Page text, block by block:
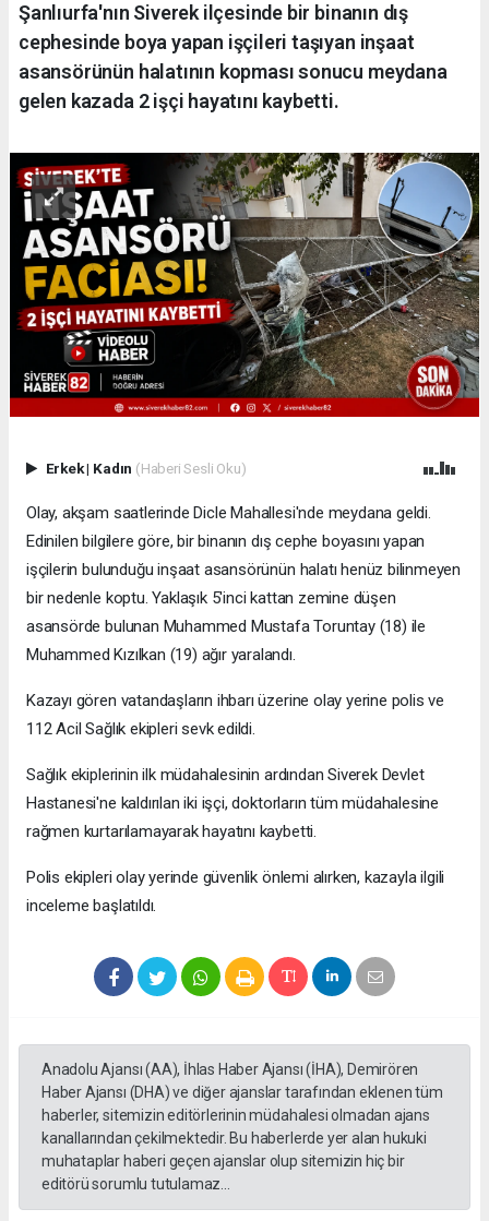
Şanlıurfa'nın Siverek ilçesinde bir binanın dış
cephesinde boya yapan işçileri taşıyan inşaat
asansörünün halatının kopması sonucu meydana
gelen kazada 2 işçi hayatını kaybetti.
Erkek| Kadın (Haberi Sesli Oku)
Olay, akşam saatlerinde Dicle Mahallesi'nde meydana geldi.
Edinilen bilgilere göre, bir binanın dış cephe boyasını yapan
işçilerin bulunduğu inşaat asansörünün halatı henüz bilinmeyen
bir nedenle koptu. Yaklaşık 5'inci kattan zemine düşen
asansörde bulunan Muhammed Mustafa Toruntay (18) ile
Muhammed Kızılkan (19) ağır yaralandı.
Kazayı gören vatandaşların ihbarı üzerine olay yerine polis ve
112 Acil Sağlık ekipleri sevk edildi.
Sağlık ekiplerinin ilk müdahalesinin ardından Siverek Devlet
Hastanesi'ne kaldırılan iki işçi, doktorların tüm müdahalesine
rağmen kurtarılamayarak hayatını kaybetti.
Polis ekipleri olay yerinde güvenlik önlemi alırken, kazayla ilgili
inceleme başlatıldı.
Anadolu Ajansı (AA), İhlas Haber Ajansı (İHA), Demirören
Haber Ajansı (DHA) ve diğer ajanslar tarafından eklenen tüm
haberler, sitemizin editörlerinin müdahalesi olmadan ajans
kanallarından çekilmektedir. Bu haberlerde yer alan hukuki
muhataplar haberi geçen ajanslar olup sitemizin hiç bir
editörü sorumlu tutulamaz...